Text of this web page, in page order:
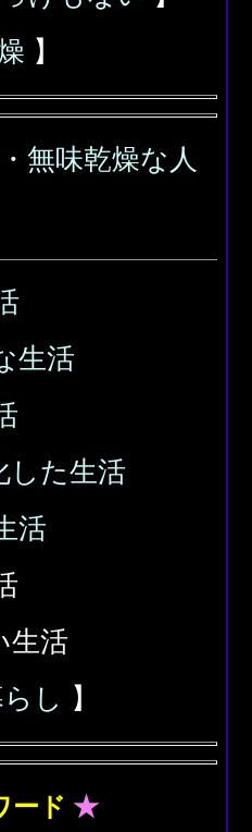
】
無味乾燥な人
生活
した生活
活
生活
し 】
ード ★